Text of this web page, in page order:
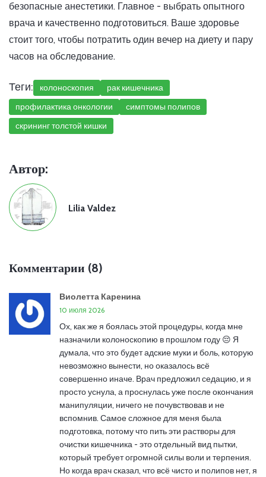
безопасные анестетики. Главное - выбрать опытного
врача и качественно подготовиться. Ваше здоровье
стоит того, чтобы потратить один вечер на диету и пару
часов на обследование.
Теги: колоноскопия
рак кишечника
профилактика онкологии
симптомы полипов
скрининг толстой кишки
Автор:
Lilia Valdez
Комментарии (8)
Виолетта Каренина
10 июля 2026
Ох, как же я боялась этой процедуры, когда мне
назначили колоноскопию в прошлом году 😔 Я
думала, что это будет адские муки и боль, которую
невозможно вынести, но оказалось всё
совершенно иначе. Врач предложил седацию, и я
просто уснула, а проснулась уже после окончания
манипуляции, ничего не почувствовав и не
вспомнив. Самое сложное для меня была
подготовка, потому что пить эти растворы для
очистки кишечника - это отдельный вид пытки,
который требует огромной силы воли и терпения.
Но когда врач сказал, что всё чисто и полипов нет, я